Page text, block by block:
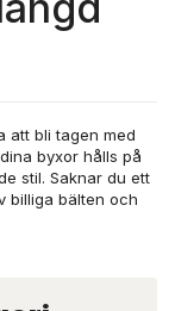
att bli tagen med
byxor hålls på
stil. Saknar du ett
billiga bälten och